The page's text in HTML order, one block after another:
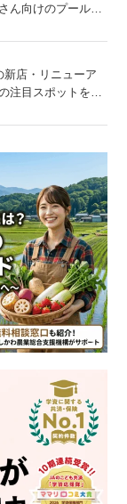
ん向けのプール
新店・リニューア
注目スポットをチ